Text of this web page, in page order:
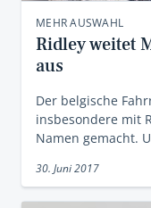
MEHR AUSWAHL
Ridley weitet
aus
Der belgische
insbesondere mit
Namen gemacht.
30. Juni 2017